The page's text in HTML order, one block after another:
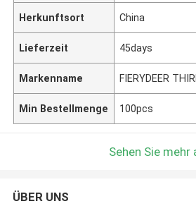
Herkunftsort China
Lieferzeit 45days
Markenname FIERYDEER
Min Bestellmenge 100pcs
Sehen Sie mehr
ÜBER UNS